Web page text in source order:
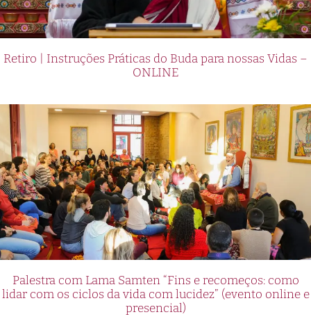
Retiro | Instruções Práticas do Buda para nossas Vidas –
ONLINE
Palestra com Lama Samten “Fins e recomeços: como
lidar com os ciclos da vida com lucidez” (evento online e
presencial)